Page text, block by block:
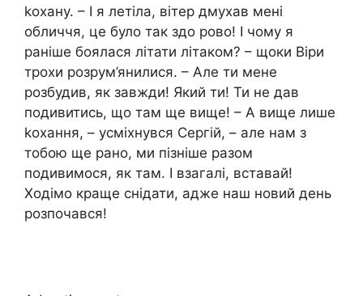
kохану. – І я летіла, вітер дмухав мені
обличчя, це було так здо рово! І чому я
раніше боялася літати літаком? – щоки Віри
трохи розрум’янилися. – Але ти мене
розбудив, як завжди! Який ти! Ти не дав
подивитись, що там ще вище! – А вище лише
kохання, – усміхнувся Сергій, – але нам з
тобою ще рано, ми пізніше разом
подивимося, як там. І взагалі, вставай!
Ходімо краще снідати, адже наш новий день
розпочався!